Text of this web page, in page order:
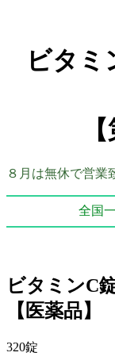
ビタミ
８月は無休で営業
全国一
ビタミンC
【医薬品】
320錠